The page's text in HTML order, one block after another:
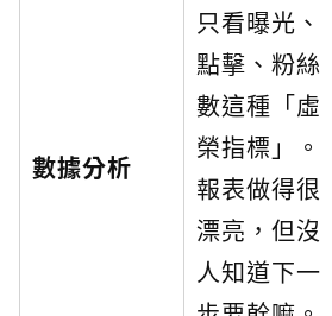
數據分析
只看曝光、
點擊、粉絲
數這種「虛
榮指標」。
報表做得很
漂亮，但沒
人知道下一